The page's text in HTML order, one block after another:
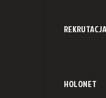
REKRUTACJA
HOLONET